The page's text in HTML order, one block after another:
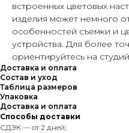
встроенных цветовых
изделия может немного
особенностей съемки и
устройства. Для более
ориентируйтесь на
Доставка и оплата
Состав и уход
Таблица размеров
Упаковка
Доставка и оплата
Способы доставки
СДЭК — от 2 дней;